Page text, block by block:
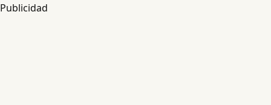
Publicidad